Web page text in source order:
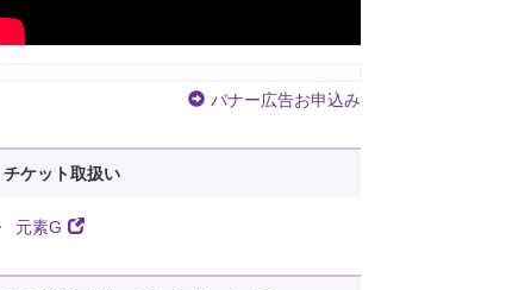
バナー広告お申込み
チケット取扱い
元素G